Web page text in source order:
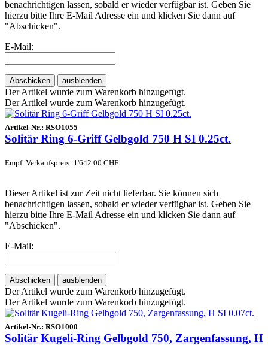
benachrichtigen lassen, sobald er wieder verfügbar ist. Geben Sie
hierzu bitte Ihre E-Mail Adresse ein und klicken Sie dann auf
"Abschicken".
E-Mail:
Abschicken ausblenden
Der Artikel wurde zum Warenkorb hinzugefügt.
Der Artikel wurde zum Warenkorb hinzugefügt.
Artikel-Nr.: RSO1055
Solitär Ring 6-Griff Gelbgold 750 H SI 0.25ct.
Empf. Verkaufspreis: 1'642.00 CHF
Dieser Artikel ist zur Zeit nicht lieferbar. Sie können sich
benachrichtigen lassen, sobald er wieder verfügbar ist. Geben Sie
hierzu bitte Ihre E-Mail Adresse ein und klicken Sie dann auf
"Abschicken".
E-Mail:
Abschicken ausblenden
Der Artikel wurde zum Warenkorb hinzugefügt.
Der Artikel wurde zum Warenkorb hinzugefügt.
Artikel-Nr.: RSO1000
Solitär Kugeli-Ring Gelbgold 750, Zargenfassung, H